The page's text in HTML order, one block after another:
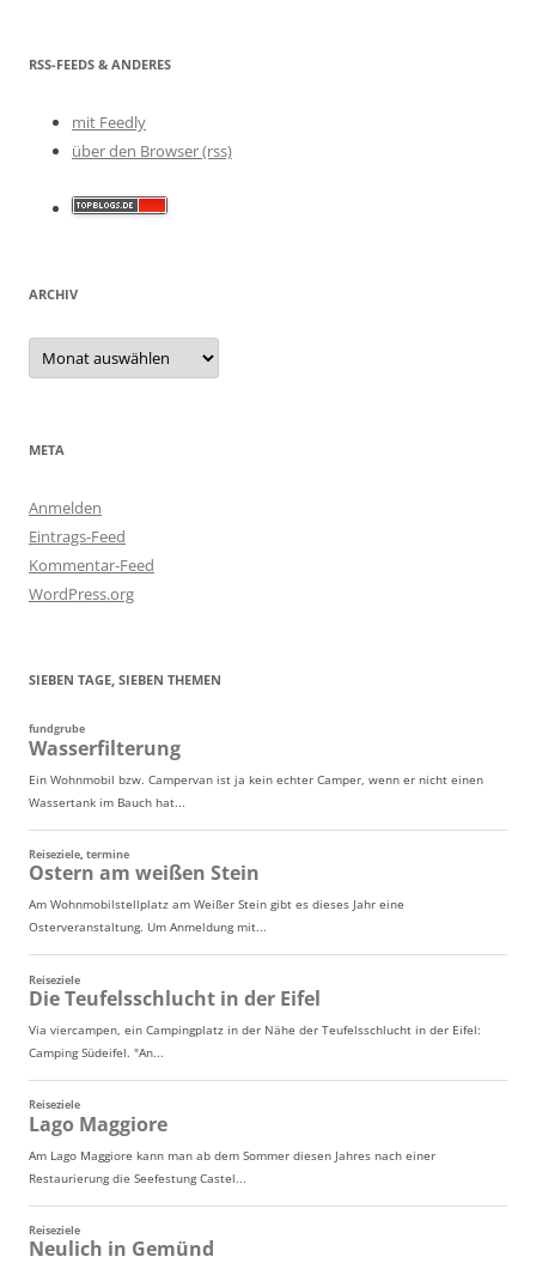
RSS-FEEDS & ANDERES
mit Feedly
über den Browser (rss)
ARCHIV
Archiv
META
Anmelden
Eintrags-Feed
Kommentar-Feed
WordPress.org
SIEBEN TAGE, SIEBEN THEMEN